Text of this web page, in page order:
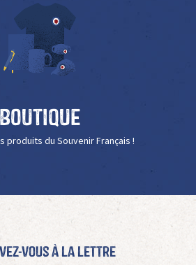
Boutique
produits du Souvenir Français !
vous à La Lettre